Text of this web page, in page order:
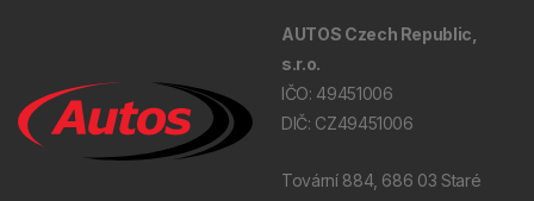
AUTOS Czech Republic,
s.r.o.
IČO: 49451006
DIČ: CZ49451006
Tovární 884, 686 03 Staré